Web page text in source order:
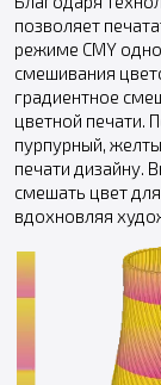
позволяет
режиме CMY
смешивания
градиентное
цветной печати.
пурпурный,
печати дизайну.
смешать цвет
вдохновляя